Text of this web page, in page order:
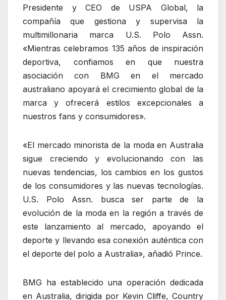
Presidente y CEO de USPA Global, la
compañía que gestiona y supervisa la
multimillonaria marca U.S. Polo Assn.
«Mientras celebramos 135 años de inspiración
deportiva, confiamos en que nuestra
asociación con BMG en el mercado
australiano apoyará el crecimiento global de la
marca y ofrecerá estilos excepcionales a
nuestros fans y consumidores».
«El mercado minorista de la moda en Australia
sigue creciendo y evolucionando con las
nuevas tendencias, los cambios en los gustos
de los consumidores y las nuevas tecnologías.
U.S. Polo Assn. busca ser parte de la
evolución de la moda en la región a través de
este lanzamiento al mercado, apoyando el
deporte y llevando esa conexión auténtica con
el deporte del polo a Australia», añadió Prince.
BMG ha establecido una operación dedicada
en Australia, dirigida por Kevin Cliffe, Country